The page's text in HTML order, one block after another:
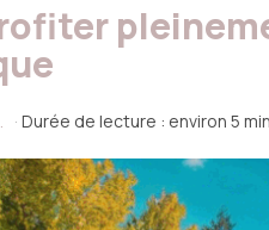
· Durée de lecture : environ 5